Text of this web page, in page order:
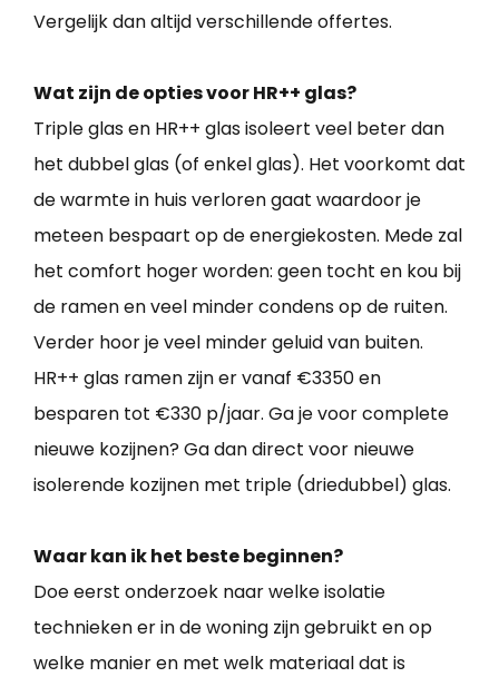
Vergelijk dan altijd verschillende offertes.
Wat zijn de opties voor HR++ glas?
Triple glas en HR++ glas isoleert veel beter dan
het dubbel glas (of enkel glas). Het voorkomt dat
de warmte in huis verloren gaat waardoor je
meteen bespaart op de energiekosten. Mede zal
het comfort hoger worden: geen tocht en kou bij
de ramen en veel minder condens op de ruiten.
Verder hoor je veel minder geluid van buiten.
HR++ glas ramen zijn er vanaf €3350 en
besparen tot €330 p/jaar. Ga je voor complete
nieuwe kozijnen? Ga dan direct voor nieuwe
isolerende kozijnen met triple (driedubbel) glas.
Waar kan ik het beste beginnen?
Doe eerst onderzoek naar welke isolatie
technieken er in de woning zijn gebruikt en op
welke manier en met welk materiaal dat is